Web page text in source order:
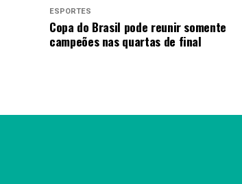
ESPORTES
Copa do Brasil pode reunir somente
campeões nas quartas de final